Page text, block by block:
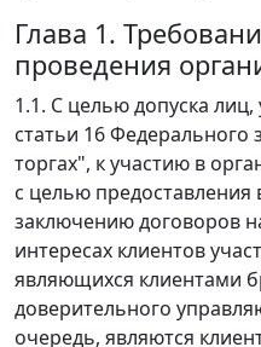
Глава 1.
проведения
1.1. С целью допуска лиц,
статьи 16
торгах", к участию в
с целью
заключению договоров
интересах клиентов
являющихся клиентами
доверительного
очередь, являются